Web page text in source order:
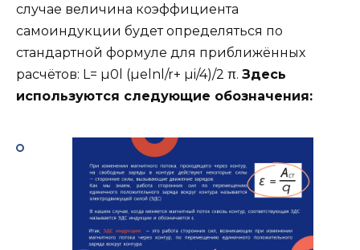
случае величина коэффициента
самоиндукции будет определяться по
стандартной формуле для приближённых
расчётов: L= µ0l (µelnl/r+ µi/4)/2 π. Здесь
используются следующие обозначения: